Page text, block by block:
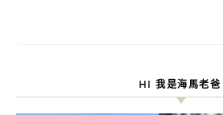
HI 我是海馬老爸